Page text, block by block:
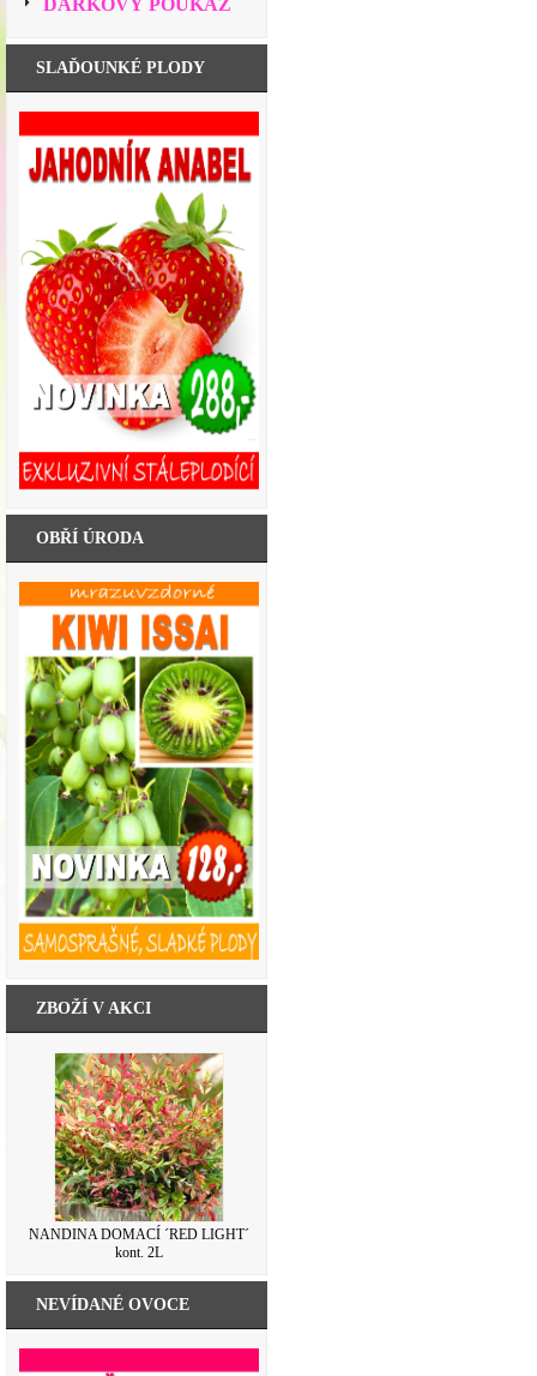
DÁRKOVÝ POUKAZ
SLAĎOUNKÉ PLODY
OBŘÍ ÚRODA
ZBOŽÍ V AKCI
NANDINA DOMACÍ ´RED LIGHT´
kont. 2L
NEVÍDANÉ OVOCE